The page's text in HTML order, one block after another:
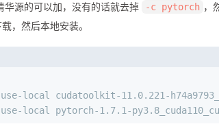
华源的可以加，没有的话就去掉 -c pytorch ，
，然后本地安装。
local cudatoolkit-11.0.221-
local pytorch-1.7.1-